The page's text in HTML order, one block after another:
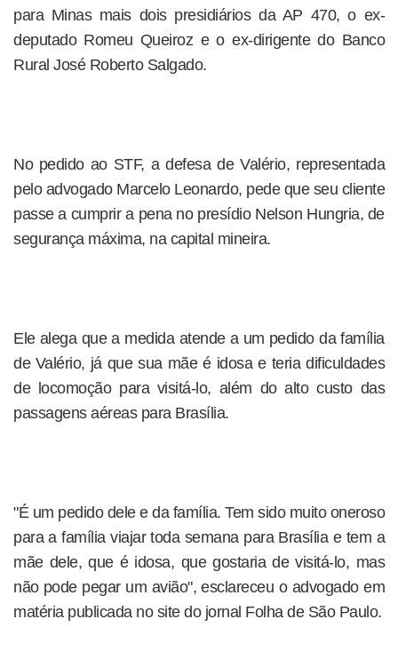
para Minas mais dois presidiários da AP 470, o ex-
deputado Romeu Queiroz e o ex-dirigente do Banco
Rural José Roberto Salgado.
No pedido ao STF, a defesa de Valério, representada
pelo advogado Marcelo Leonardo, pede que seu cliente
passe a cumprir a pena no presídio Nelson Hungria, de
segurança máxima, na capital mineira.
Ele alega que a medida atende a um pedido da família
de Valério, já que sua mãe é idosa e teria dificuldades
de locomoção para visitá-lo, além do alto custo das
passagens aéreas para Brasília.
"É um pedido dele e da família. Tem sido muito oneroso
para a família viajar toda semana para Brasília e tem a
mãe dele, que é idosa, que gostaria de visitá-lo, mas
não pode pegar um avião", esclareceu o advogado em
matéria publicada no site do jornal Folha de São Paulo.